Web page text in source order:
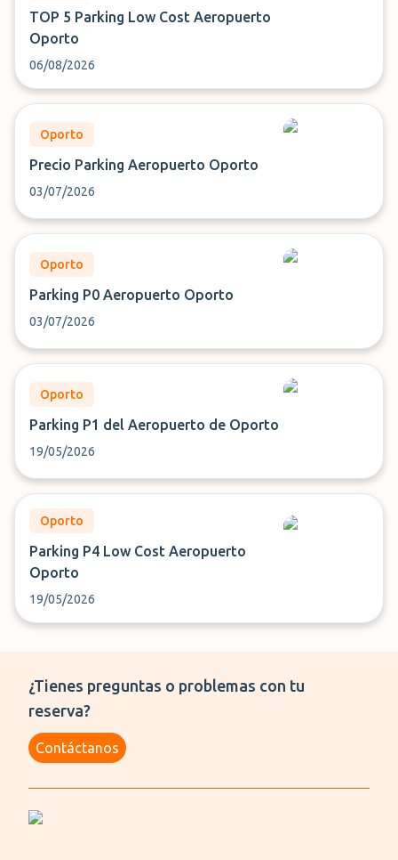
TOP 5 Parking Low Cost Aeropuerto
Oporto
06/08/2026
Oporto
Precio Parking Aeropuerto Oporto
03/07/2026
Oporto
Parking P0 Aeropuerto Oporto
03/07/2026
Oporto
Parking P1 del Aeropuerto de Oporto
19/05/2026
Oporto
Parking P4 Low Cost Aeropuerto
Oporto
19/05/2026
¿Tienes preguntas o problemas con tu
reserva?
Contáctanos